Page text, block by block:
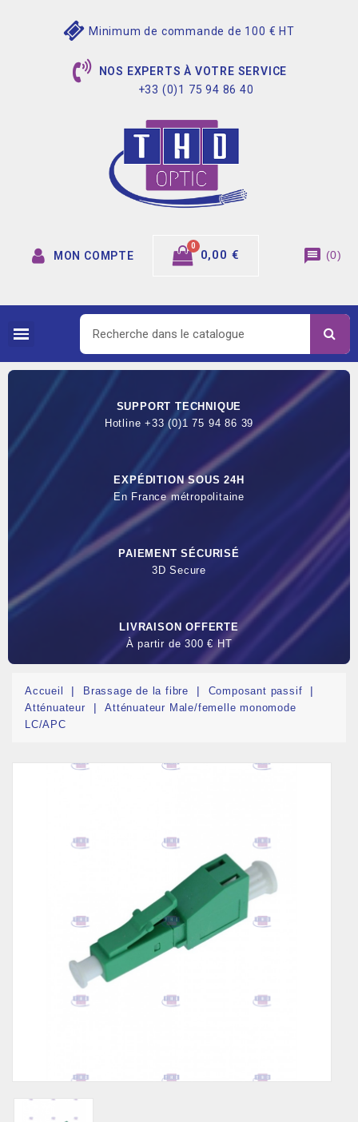
Minimum de commande de 100 € HT
NOS EXPERTS À VOTRE SERVICE
+33 (0)1 75 94 86 40
MON COMPTE 0,00 € message (0)
SUPPORT TECHNIQUE
Hotline +33 (0)1 75 94 86 39
EXPÉDITION SOUS 24H
En France métropolitaine
PAIEMENT SÉCURISÉ
3D Secure
LIVRAISON OFFERTE
À partir de 300 € HT
Accueil Brassage de la fibre
Composant passif
Atténuateur
Atténuateur Male/femelle monomode
LC/APC